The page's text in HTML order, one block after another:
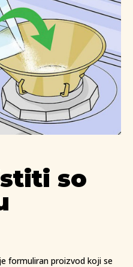
so
formuliran proizvod koji se